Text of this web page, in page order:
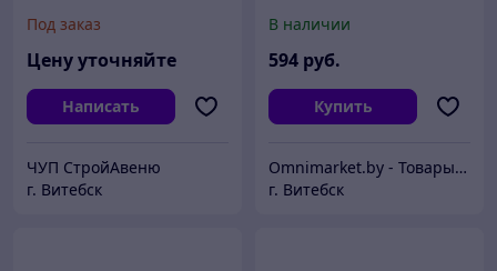
Под заказ
Цену уточняйте
Написать
ЧУП СтройАвеню
г. Витебск
двухжильный, Россия
В наличии
594 руб.
Купить
Omnimarket.by - Товары для дома и стройки с доставкой по Беларуси
г. Витебск